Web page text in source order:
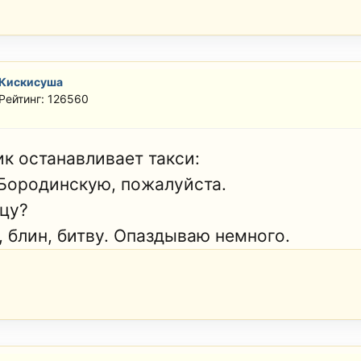
126560
останавливает такси:
пожалуйста.
блин, битву. Опаздываю немного.